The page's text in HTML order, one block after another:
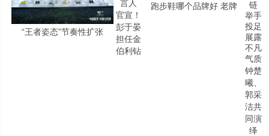
“王者姿态”节奏性扩张
官宣！
彭于晏
担任金
伯利钻
跑步鞋哪个品牌好 老牌
钟楚
曦、
郭采
洁共
同演
绎